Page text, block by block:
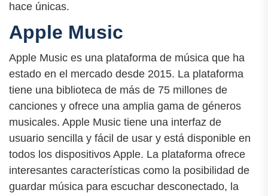
hace únicas.
Apple Music
Apple Music es una plataforma de música que ha
estado en el mercado desde 2015. La plataforma
tiene una biblioteca de más de 75 millones de
canciones y ofrece una amplia gama de géneros
musicales. Apple Music tiene una interfaz de
usuario sencilla y fácil de usar y está disponible en
todos los dispositivos Apple. La plataforma ofrece
interesantes características como la posibilidad de
guardar música para escuchar desconectado, la